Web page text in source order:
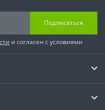
Подписаться
и согласен с условиями